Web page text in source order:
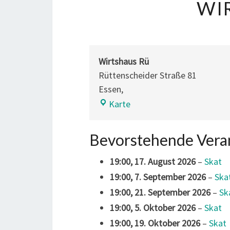
Wirtshaus Rü
Rüttenscheider Straße 81
Essen,
KarteWirtshaus
Bevorstehende
19:00,17. August 2026– Skat
19:00,7. September 2026–
19:00,21. September 2026–
19:00,5. Oktober 2026– Skat
19:00,19. Oktober 2026– Skat